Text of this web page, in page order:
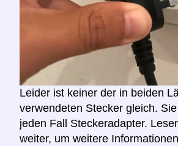
Leider ist keiner der in beiden
verwendeten Stecker gleich.
jeden Fall Steckeradapter.
weiter, um weitere